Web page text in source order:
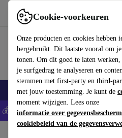
Cookie-voorkeuren
Onze producten en cookies hebben
hergebruikt. Dit laatste vooral om
tonen. Om dit goed te laten
je surfgedrag te analyseren en
stemmen met first-party en third-
met jouw toestemming. Je kunt de
moment wijzigen. Lees onze
informatie over
cookiebeleid van de
Gebruik refurbed snel en eenvoudig
Smartphones Laptops Tablets
💰Bespaar 5% EXTRA op alle